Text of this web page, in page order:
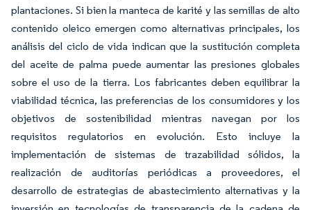
plantaciones. Si bien la manteca de karité y las semillas de alto
contenido oleico emergen como alternativas principales, los
análisis del ciclo de vida indican que la sustitución completa
del aceite de palma puede aumentar las presiones globales
sobre el uso de la tierra. Los fabricantes deben equilibrar la
viabilidad técnica, las preferencias de los consumidores y los
objetivos de sostenibilidad mientras navegan por los
requisitos regulatorios en evolución. Esto incluye la
implementación de sistemas de trazabilidad sólidos, la
realización de auditorías periódicas a proveedores, el
desarrollo de estrategias de abastecimiento alternativas y la